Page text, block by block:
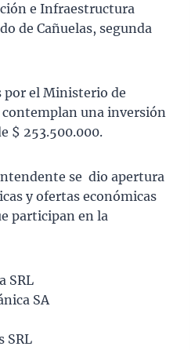
e Infraestructura
de Cañuelas, segunda
por el Ministerio de
una inversión
$ 253.500.000.
se dio apertura
y ofertas económicas
participan en la
SRL
SA
SRL